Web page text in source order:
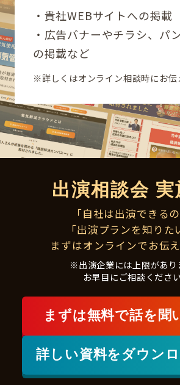
貴社WEBサイトへの掲載
広告バナーやチラシ、パ
の掲載など
※詳しくはオンライン相談時にお伝
出演相談会 実
「自社は出演できるの
「出演プランを知りた
まずはオンラインでお伝え
※出演企業には上限があり
お早目にご相談ください
まずは無料で話を聞
詳しい資料をダウン